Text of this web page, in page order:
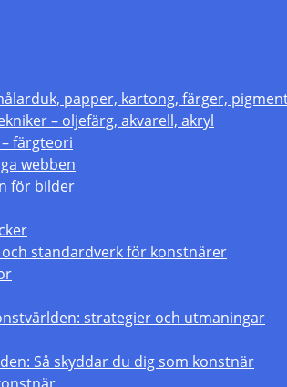
papper, kartong, färger,
– oljefärg, akvarell, akryl
färgteori
webben
för bilder
standardverk för konstnärer
strategier och utmaningar
Så skyddar du dig som konstnär